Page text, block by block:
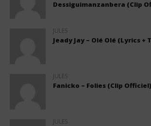
Dessiguimanzanbera (Clip
JULES
Jeady Jay – Olé Olé (Lyrics
JULES
Fanicko – Folies (Clip Officiel)
JULES